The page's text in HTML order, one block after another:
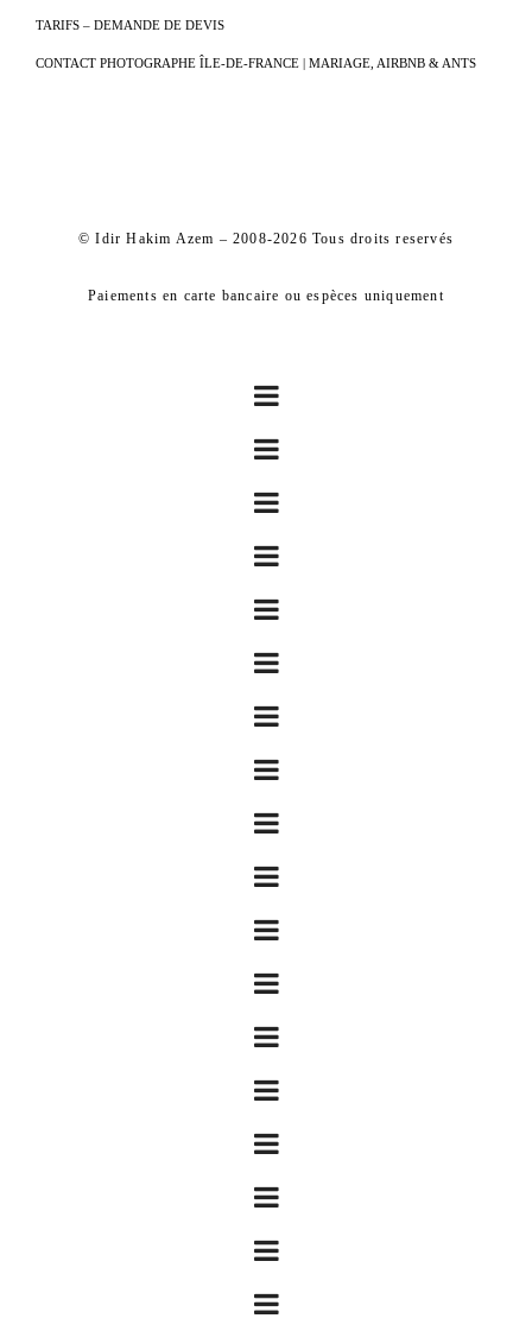
TARIFS – DEMANDE DE DEVIS
CONTACT PHOTOGRAPHE ÎLE-DE-FRANCE | MARIAGE, AIRBNB & ANTS
© Idir Hakim Azem – 2008-2026 Tous droits reservés
Paiements en carte bancaire ou espèces uniquement